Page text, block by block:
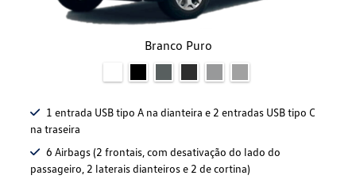
Branco Puro
1 entrada USB tipo A na dianteira e 2 entradas USB tipo C
na traseira
6 Airbags (2 frontais, com desativação do lado do
passageiro, 2 laterais dianteiros e 2 de cortina)